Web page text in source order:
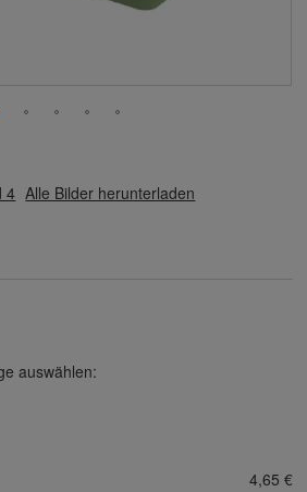
4 Alle Bilder herunterladen
auswählen:
4,65 €